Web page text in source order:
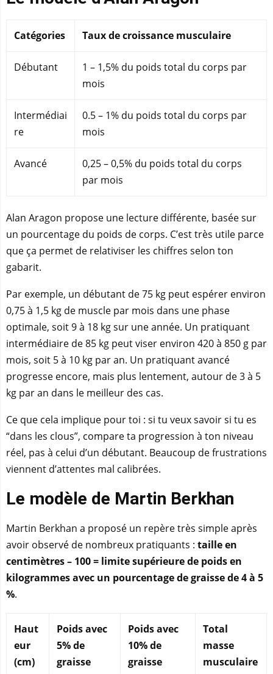
Catégories Taux de croissance musculaire
Débutant
1 – 1,5% du poids total du corps par
mois
Intermédiai
re
0.5 – 1% du poids total du corps par
mois
Avancé
0,25 – 0,5% du poids total du corps
par mois
Alan Aragon propose une lecture différente, basée sur
un pourcentage du poids de corps. C’est très utile parce
que ça permet de relativiser les chiffres selon ton
gabarit.
Par exemple, un débutant de 75 kg peut espérer environ
0,75 à 1,5 kg de muscle par mois dans une phase
optimale, soit 9 à 18 kg sur une année. Un pratiquant
intermédiaire de 85 kg peut viser environ 420 à 850 g par
mois, soit 5 à 10 kg par an. Un pratiquant avancé
progresse encore, mais plus lentement, autour de 3 à 5
kg par an dans le meilleur des cas.
Ce que cela implique pour toi : si tu veux savoir si tu es
“dans les clous”, compare ta progression à ton niveau
réel, pas à celui d’un débutant. Beaucoup de frustrations
viennent d’attentes mal calibrées.
Le modèle de Martin Berkhan
Martin Berkhan a proposé un repère très simple après
avoir observé de nombreux pratiquants : taille en
centimètres – 100 = limite supérieure de poids en
kilogrammes avec un pourcentage de graisse de 4 à 5
%.
Haut
eur
(cm)
Poids avec
5% de
graisse
Poids avec
10% de
graisse
Total
masse
musculaire